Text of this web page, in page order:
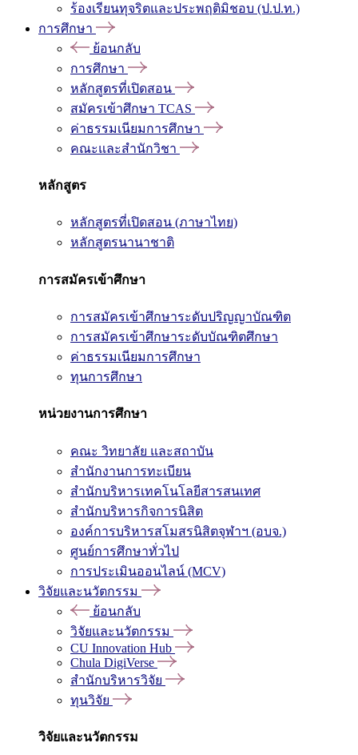
ร้องเรียนทุจริตและประพฤติมิชอบ (ป.ป.ท.)
การศึกษา
ย้อนกลับ
การศึกษา
หลักสูตรที่เปิดสอน
สมัครเข้าศึกษา TCAS
ค่าธรรมเนียมการศึกษา
คณะและสำนักวิชา
หลักสูตร
หลักสูตรที่เปิดสอน (ภาษาไทย)
หลักสูตรนานาชาติ
การสมัครเข้าศึกษา
การสมัครเข้าศึกษาระดับปริญญาบัณฑิต
การสมัครเข้าศึกษาระดับบัณฑิตศึกษา
ค่าธรรมเนียมการศึกษา
ทุนการศึกษา
หน่วยงานการศึกษา
คณะ วิทยาลัย และสถาบัน
สำนักงานการทะเบียน
สำนักบริหารเทคโนโลยีสารสนเทศ
สำนักบริหารกิจการนิสิต
องค์การบริหารสโมสรนิสิตจุฬาฯ (อบจ.)
ศูนย์การศึกษาทั่วไป
การประเมินออนไลน์ (MCV)
วิจัยและนวัตกรรม
ย้อนกลับ
วิจัยและนวัตกรรม
CU Innovation Hub
Chula DigiVerse
สำนักบริหารวิจัย
ทุนวิจัย
วิจัยและนวัตกรรม